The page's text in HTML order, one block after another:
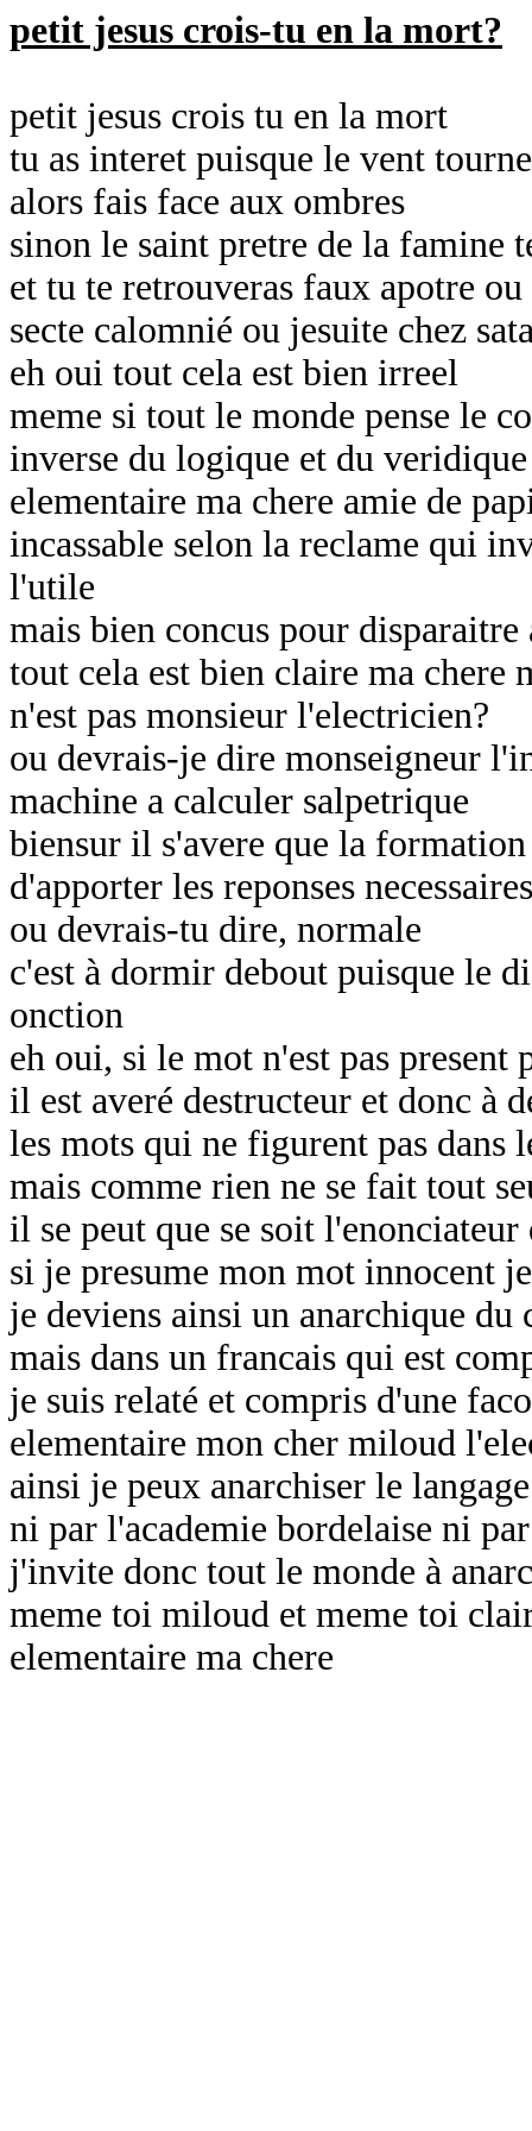
petit jesus crois-tu en la mort?
petit jesus crois tu en la mort
tu as interet puisque le vent
alors fais face aux ombres
sinon le saint pretre de la famine
et tu te retrouveras faux apotre
secte calomnié ou jesuite chez
eh oui tout cela est bien irreel
meme si tout le monde pense le
inverse du logique et du
elementaire ma chere amie de
incassable selon la reclame qui
l'utile
mais bien concus pour
tout cela est bien claire ma chere
n'est pas monsieur l'electricien?
ou devrais-je dire monseigneur
machine a calculer salpetrique
biensur il s'avere que la
d'apporter les reponses necessaires
ou devrais-tu dire, normale
c'est à dormir debout puisque le
onction
eh oui, si le mot n'est pas present
il est averé destructeur et donc à
les mots qui ne figurent pas dans
mais comme rien ne se fait tout
il se peut que se soit
si je presume mon mot innocent
je deviens ainsi un anarchique
mais dans un francais qui est
je suis relaté et compris d'une
elementaire mon cher miloud
ainsi je peux anarchiser le
ni par l'academie bordelaise ni
j'invite donc tout le monde à
meme toi miloud et meme toi
elementaire ma chere